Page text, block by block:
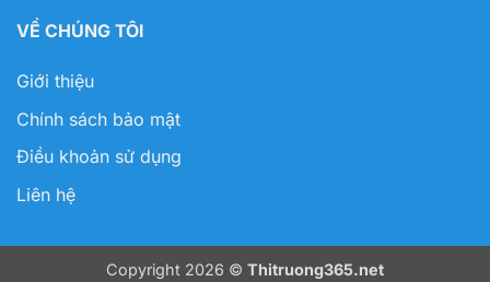
VỀ CHÚNG TÔI
Giới thiệu
Chính sách bảo mật
Điều khoản sử dụng
Liên hệ
Copyright 2026 © Thitruong365.net